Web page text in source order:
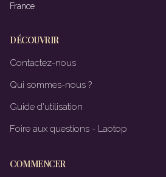
France
DÉCOUVRIR
Contactez-nous
Qui sommes-nous ?
Guide d'utilisation
Foire aux questions - Laotop
COMMENCER